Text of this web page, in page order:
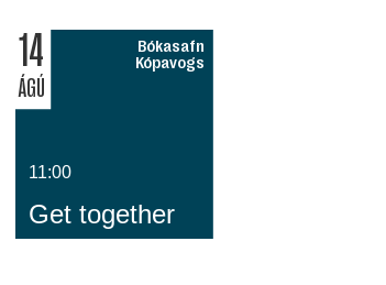
14
ÁGÚ
Bókasafn
Kópavogs
11:00
Get together